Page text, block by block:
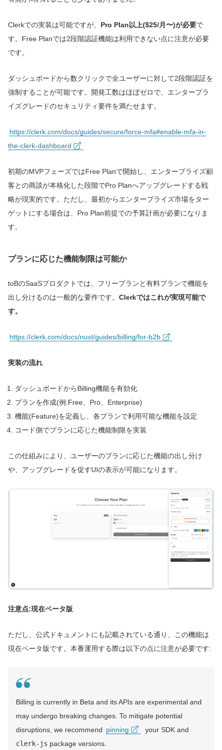
Clerkでの実装は可能ですが、 Pro Plan以上($25/月〜)が必要で
す。Free Planでは2段階認証機能は利用できない点に注意が必要
です。
ダッシュボードから数クリックで全ユーザーに対して2段階認証を
強制することが可能です。開発工数はほぼゼロで、エンタープラ
イズグレードのセキュリティ要件を満たせます。
https://clerk.com/docs/guides/secure/force-mfa#enable-mfa-in-
the-clerk-dashboard
初期のMVPフェーズではFree Planで開始し、エンタープライズ顧
客との商談が本格化した段階でPro Planへアップグレードする戦
略が現実的です。ただし、最初からエンタープライズ市場をター
ゲットにする場合は、Pro Plan前提での予算計画が必要になりま
す。
プランに応じた機能制限は可能か
toBのSaaSプロダクトでは、フリープランと有料プランで機能を
出し分けるのは一般的な要件です。 Clerkではこれが実現可能で
す。
https://clerk.com/docs/nuxt/guides/billing/for-b2b
実装の流れ
ダッシュボードからBilling機能を有効化
プランを作成(例:Free、Pro、Enterprise)
機能(Feature)を定義し、各プランで利用可能な機能を設定
コード側でプランに応じた機能制限を実装
この仕組みにより、ユーザーのプランに応じた機能の出し分け
や、アップグレードを促すUIの表示が可能になります。
注意点:現在ベータ版
ただし、公式ドキュメントにも記載されている通り、この機能は
現在ベータ版です。本番運用する際は以下の点に注意が必要です:
Billing is currently in Beta and its APIs are experimental and
may undergo breaking changes. To mitigate potential
disruptions, we recommend pinning
your SDK and
clerk-js package versions.